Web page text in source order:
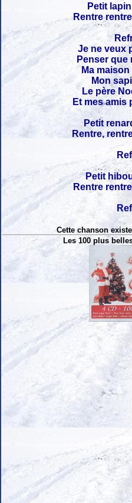
Petit
Rentre
Je ne veux
Penser que
Ma
Mon
Le père
Et mes amis
Petit
Rentre,
Petit
Rentre
Cette chanson
Les 100 plus